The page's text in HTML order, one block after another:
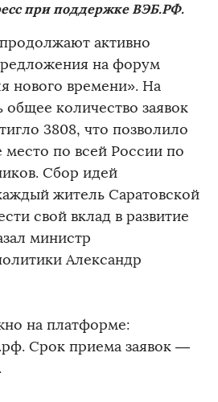
при поддержке ВЭБ.РФ.
активно
на форум
нового времени». На
количество заявок
3808, что позволило
место по всей России по
Сбор идей
житель Саратовской
свой вклад в развитие
министр
Александр
на платформе:
Срок приема заявок —